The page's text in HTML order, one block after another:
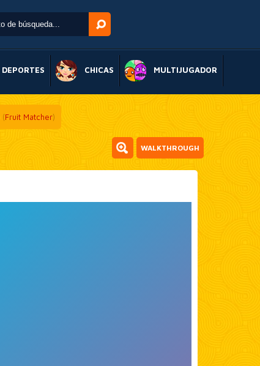
DEPORTES CHICAS MULTIJUGADOR
(Fruit Matcher)
WALKTHROUGH